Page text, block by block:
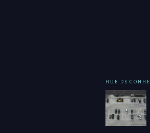
HUB DE